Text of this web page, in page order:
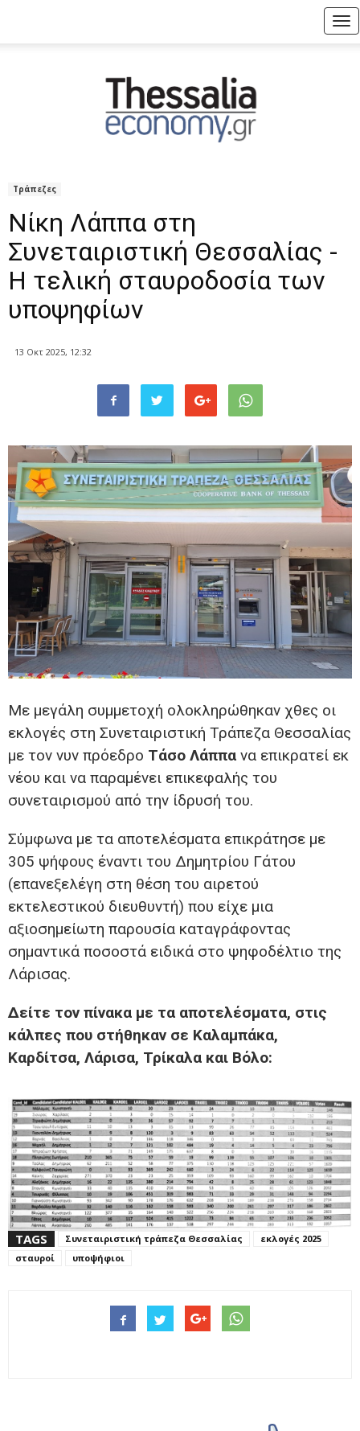
Τράπεζες
Νίκη Λάππα στη
Συνεταιριστική Θεσσαλίας -
Η τελική σταυροδοσία των
υποψηφίων
13 Οκτ 2025, 12:32
Με μεγάλη συμμετοχή ολοκληρώθηκαν χθες οι
εκλογές στη Συνεταιριστική Τράπεζα Θεσσαλίας
με τον νυν πρόεδρο Τάσο Λάππα να επικρατεί εκ
νέου και να παραμένει επικεφαλής του
συνεταιρισμού από την ίδρυσή του.
Σύμφωνα με τα αποτελέσματα επικράτησε με
305 ψήφους έναντι του Δημητρίου Γάτου
(επανεξελέγη στη θέση του αιρετού
εκτελεστικού διευθυντή) που είχε μια
αξιοσημείωτη παρουσία καταγράφοντας
σημαντικά ποσοστά ειδικά στο ψηφοδέλτιο της
Λάρισας.
Δείτε τον πίνακα με τα αποτελέσματα, στις
κάλπες που στήθηκαν σε Καλαμπάκα,
Καρδίτσα, Λάρισα, Τρίκαλα και Βόλο:
TAGS Συνεταιριστική τράπεζα Θεσσαλίας
εκλογές 2025
σταυροί
υποψήφιοι